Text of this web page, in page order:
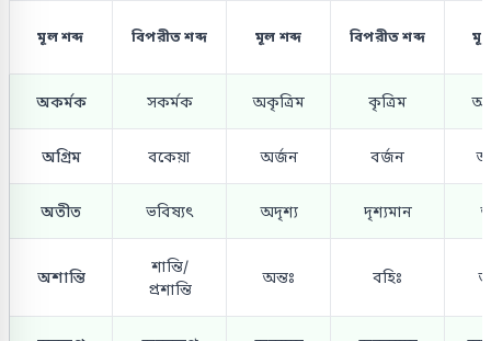
মূল শব্দ বিপরীত শব্দ মূল শব্দ বিপরীত শব্দ
অকর্মক সকর্মক অকৃত্রিম কৃত্রিম
অগ্রিম বকেয়া অর্জন বর্জন
অতীত ভবিষ্যৎ অদৃশ্য দৃশ্যমান
অশান্তি
শান্তি/
প্রশান্তি
অন্তঃ বহিঃ